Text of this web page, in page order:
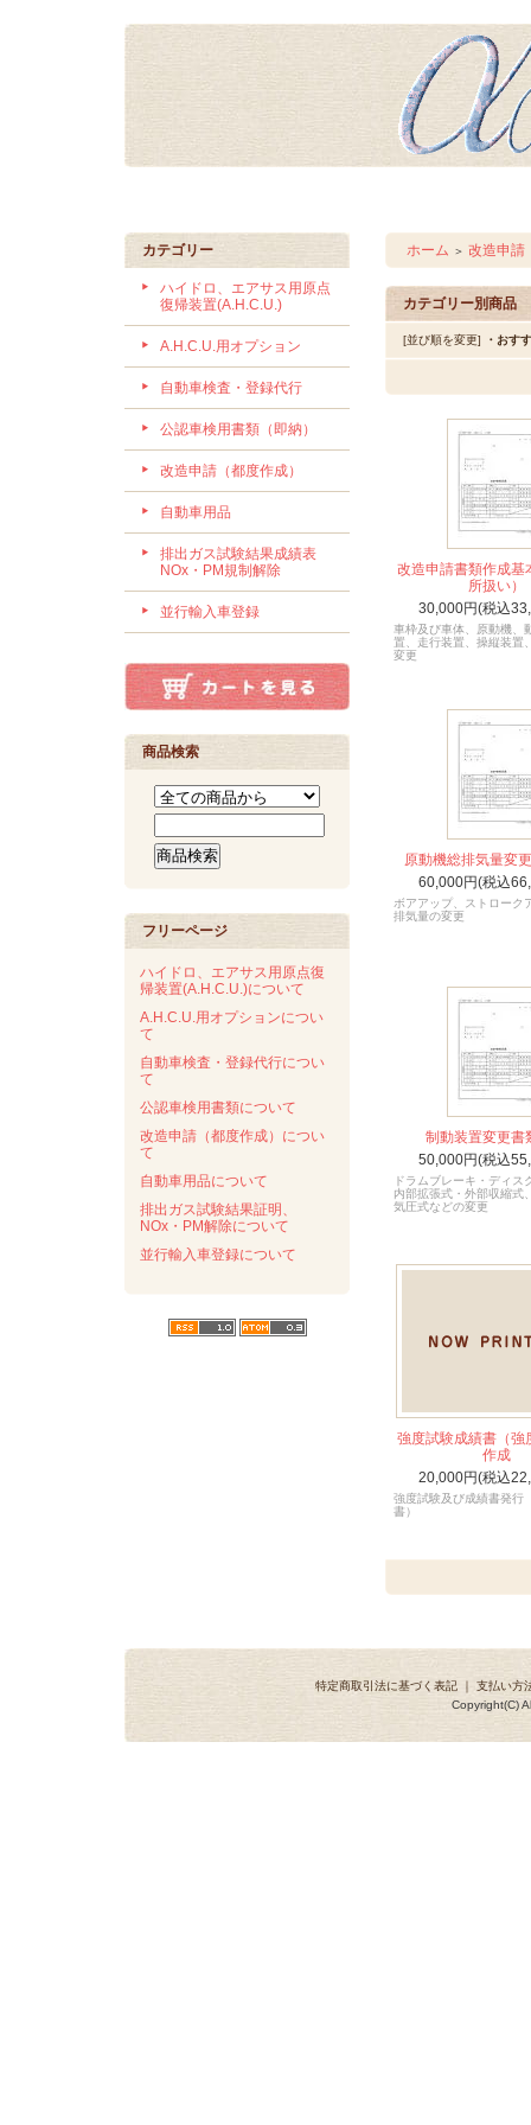
カテゴリー
ハイドロ、エアサス用原点
復帰装置(A.H.C.U.)
A.H.C.U.用オプション
自動車検査・登録代行
公認車検用書類（即納）
改造申請（都度作成）
自動車用品
排出ガス試験結果成績表
NOx・PM規制解除
並行輸入車登録
商品検索
フリーページ
ハイドロ、エアサス用原点復
帰装置(A.H.C.U.)について
A.H.C.U.用オプションについ
て
自動車検査・登録代行につい
て
公認車検用書類について
改造申請（都度作成）につい
て
自動車用品について
排出ガス試験結果証明、
NOx・PM解除について
並行輸入車登録について
ホーム ＞ 改造申請
カテゴリー別商品
[並び順を変更] ・おす
改造申請書類作成基
所扱い）
30,000円(税込
車枠及び車体、原動機、
置、走行装置、操縦装置
変更
原動機総排気量変
60,000円(税込
ボアアップ、ストローク
排気量の変更
制動装置変更書
50,000円(税込
ドラムブレーキ・ディス
内部拡張式・外部収縮式
気圧式などの変更
強度試験成績書（強
作成
20,000円(税込
強度試験及び成績書発行
書）
特定商取引法に基づく表記 ｜ 支払い方
Copyright(C)